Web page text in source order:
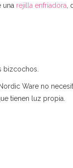
una rejilla enfriadora
bizcochos.
Ware no
tienen luz propia.